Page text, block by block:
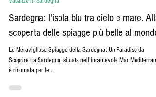
6 set 2023
Vacanze in Sardegna
Sardegna: l'isola blu tra cielo e mare. Alla
scoperta delle spiagge più belle al mondo.
Le Meravigliose Spiagge della Sardegna: Un Paradiso da
è rinomata per le...